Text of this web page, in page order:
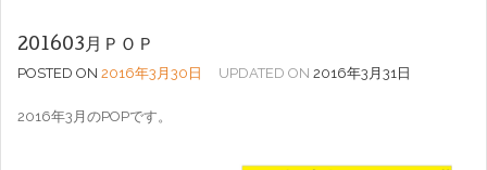
201603月ＰＯＰ
POSTED ON 2016年3月30日 UPDATED ON 2016年3月31日
2016年3月のPOPです。